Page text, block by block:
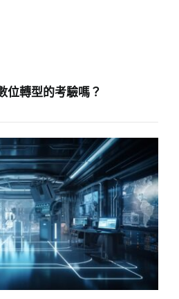
位轉型的考驗嗎？